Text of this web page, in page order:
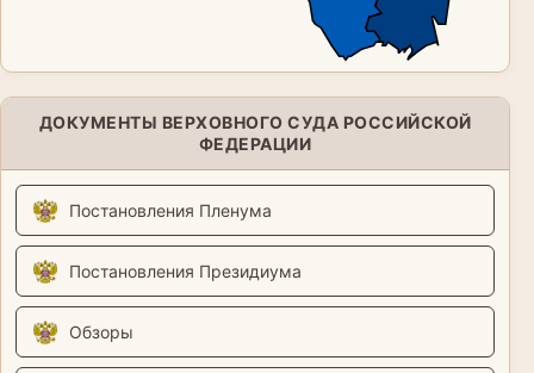
ДОКУМЕНТЫ ВЕРХОВНОГО СУДА РОССИЙСКОЙ
ФЕДЕРАЦИИ
Постановления Пленума
Постановления Президиума
Обзоры